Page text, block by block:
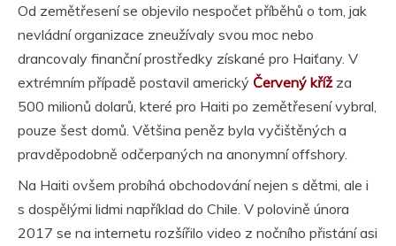
Od zemětřesení se objevilo nespočet příběhů o tom, jak
nevládní organizace zneužívaly svou moc nebo
drancovaly finanční prostředky získané pro Haiťany. V
extrémním případě postavil americký Červený křížza
500 milionů dolarů, které pro Haiti po zemětřesení vybral,
pouze šest domů. Většina peněz byla vyčištěných a
pravděpodobně odčerpaných na anonymní offshory.
Na Haiti ovšem probíhá obchodování nejen s dětmi, ale i
s dospělými lidmi například do Chile. V polovině února
2017 se na internetu rozšířilo video z nočního přistání asi